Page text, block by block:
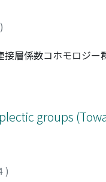
)
層係数コホモロジー
的な公式とアルゴリ
における著者の講演
の内容に基づいてい
groups
)